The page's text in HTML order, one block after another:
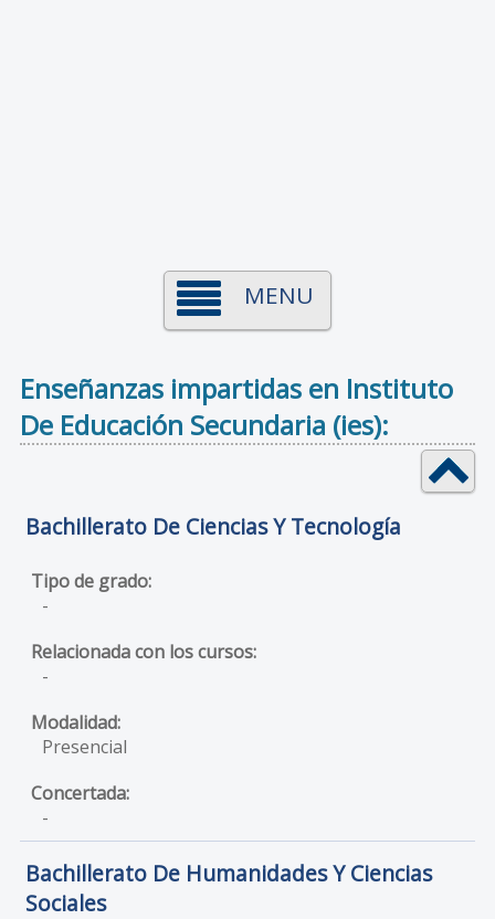
MENU
Enseñanzas impartidas en Instituto
De Educación Secundaria (ies):
Bachillerato De Ciencias Y Tecnología
-
-
Presencial
-
Bachillerato De Humanidades Y Ciencias
Sociales